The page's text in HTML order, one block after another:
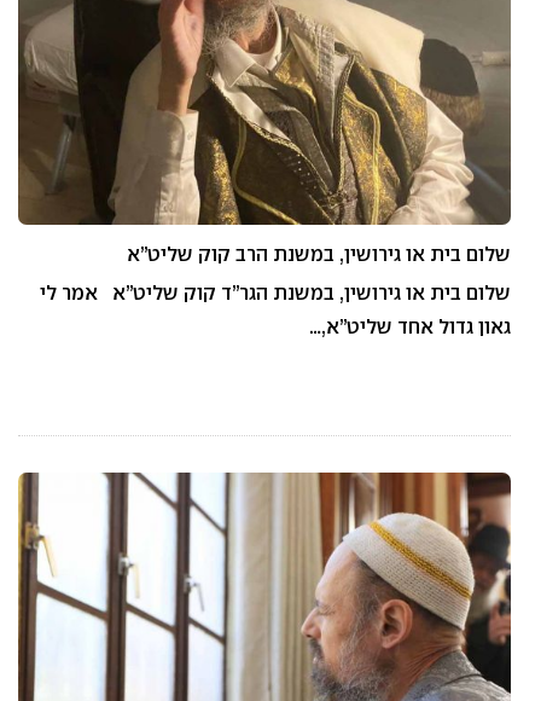
שלום בית או גירושין, במשנת הרב קוק שליט”א
שלום בית או גירושין, במשנת הגר”ד קוק שליט”א אמר לי
גאון גדול אחד שליט”א,…